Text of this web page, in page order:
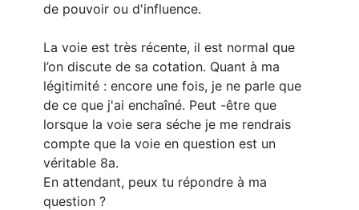
de pouvoir ou d'influence.
La voie est très récente, il est normal que
l’on discute de sa cotation. Quant à ma
légitimité : encore une fois, je ne parle que
de ce que j'ai enchaîné. Peut -être que
lorsque la voie sera séche je me rendrais
compte que la voie en question est un
véritable 8a.
En attendant, peux tu répondre à ma
question ?